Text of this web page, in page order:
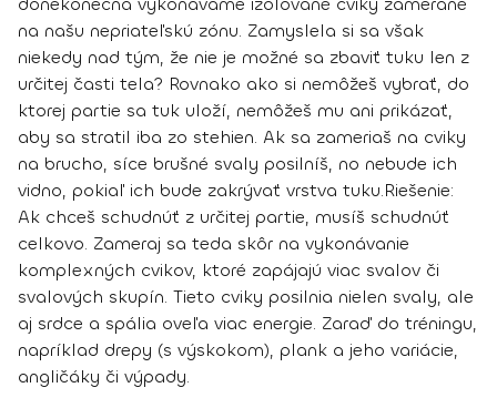
na našu nepriateľskú zónu. Zamyslela si sa však
niekedy nad tým, že nie je možné sa zbaviť tuku len z
určitej časti tela? Rovnako ako si nemôžeš vybrať, do
ktorej partie sa tuk uloží, nemôžeš mu ani prikázať,
aby sa stratil iba zo stehien. Ak sa zameriaš na cviky
na brucho, síce brušné svaly posilníš, no nebude ich
vidno, pokiaľ ich bude zakrývať vrstva tuku.Riešenie:
Ak chceš schudnúť z určitej partie, musíš schudnúť
celkovo. Zameraj sa teda skôr na vykonávanie
komplexných cvikov, ktoré zapájajú viac svalov či
svalových skupín. Tieto cviky posilnia nielen svaly, ale
aj srdce a spália oveľa viac energie. Zaraď do tréningu,
napríklad drepy (s výskokom), plank a jeho variácie,
angličáky či výpady.